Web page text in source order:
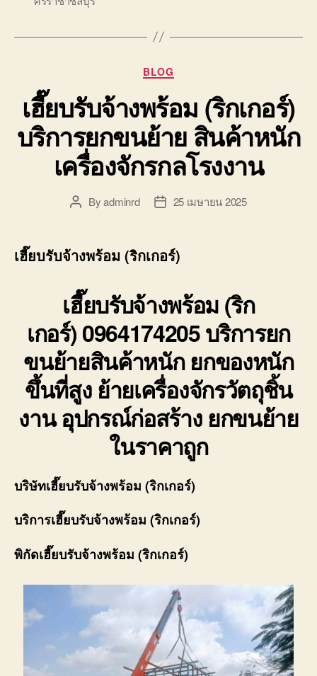
Categories
BLOG
เฮี๊ยบรับจ้างพร้อม (ริกเกอร์)
บริการยกขนย้าย สินค้าหนัก
เครื่องจักรกลโรงงาน
PostByadminrd
Post25 เมษายน 2025
เฮี๊ยบรับจ้างพร้อม (ริกเกอร์)
เฮี๊ยบรับจ้างพร้อม (ริก
เกอร์) 0964174205 บริการยก
ขนย้ายสินค้าหนัก ยกของหนัก
ขึ้นที่สูง ย้ายเครื่องจักรวัตถุชิ้น
งาน อุปกรณ์ก่อสร้าง ยกขนย้าย
ในราคาถูก
บริษัทเฮี๊ยบรับจ้างพร้อม (ริกเกอร์)
บริการเฮี๊ยบรับจ้างพร้อม (ริกเกอร์)
พิกัดเฮี๊ยบรับจ้างพร้อม (ริกเกอร์)